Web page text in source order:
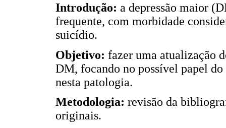
Introdução: a depressão maior
frequente, com morbidade
suicídio.
Objetivo: fazer uma atualização
DM, focando no possível papel
nesta patologia.
Metodologia: revisão da
originais.